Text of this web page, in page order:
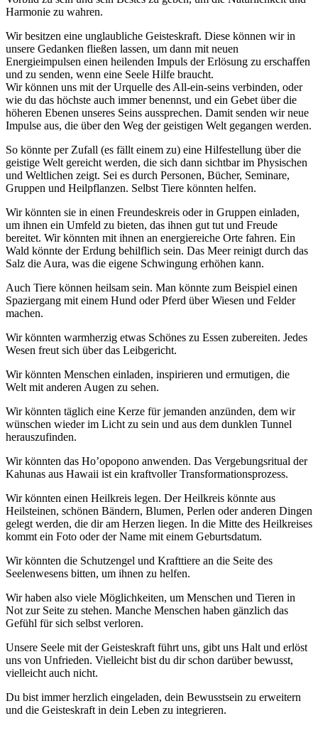
Harmonie zu wahren.
Wir besitzen eine unglaubliche Geisteskraft. Diese können wir in
unsere Gedanken fließen lassen, um dann mit neuen
Energieimpulsen einen heilenden Impuls der Erlösung zu erschaffen
und zu senden, wenn eine Seele Hilfe braucht.
Wir können uns mit der Urquelle des All-ein-seins verbinden, oder
wie du das höchste auch immer benennst, und ein Gebet über die
höheren Ebenen unseres Seins aussprechen. Damit senden wir neue
Impulse aus, die über den Weg der geistigen Welt gegangen werden.
So könnte per Zufall (es fällt einem zu) eine Hilfestellung über die
geistige Welt gereicht werden, die sich dann sichtbar im Physischen
und Weltlichen zeigt. Sei es durch Personen, Bücher, Seminare,
Gruppen und Heilpflanzen. Selbst Tiere könnten helfen.
Wir könnten sie in einen Freundeskreis oder in Gruppen einladen,
um ihnen ein Umfeld zu bieten, das ihnen gut tut und Freude
bereitet. Wir könnten mit ihnen an energiereiche Orte fahren. Ein
Wald könnte der Erdung behilflich sein. Das Meer reinigt durch das
Salz die Aura, was die eigene Schwingung erhöhen kann.
Auch Tiere können heilsam sein. Man könnte zum Beispiel einen
Spaziergang mit einem Hund oder Pferd über Wiesen und Felder
machen.
Wir könnten warmherzig etwas Schönes zu Essen zubereiten. Jedes
Wesen freut sich über das Leibgericht.
Wir könnten Menschen einladen, inspirieren und ermutigen, die
Welt mit anderen Augen zu sehen.
Wir könnten täglich eine Kerze für jemanden anzünden, dem wir
wünschen wieder im Licht zu sein und aus dem dunklen Tunnel
herauszufinden.
Wir könnten das Ho’opopono anwenden. Das Vergebungsritual der
Kahunas aus Hawaii ist ein kraftvoller Transformationsprozess.
Wir könnten einen Heilkreis legen. Der Heilkreis könnte aus
Heilsteinen, schönen Bändern, Blumen, Perlen oder anderen Dingen
gelegt werden, die dir am Herzen liegen. In die Mitte des Heilkreises
kommt ein Foto oder der Name mit einem Geburtsdatum.
Wir könnten die Schutzengel und Krafttiere an die Seite des
Seelenwesens bitten, um ihnen zu helfen.
Wir haben also viele Möglichkeiten, um Menschen und Tieren in
Not zur Seite zu stehen. Manche Menschen haben gänzlich das
Gefühl für sich selbst verloren.
Unsere Seele mit der Geisteskraft führt uns, gibt uns Halt und erlöst
uns von Unfrieden. Vielleicht bist du dir schon darüber bewusst,
vielleicht auch nicht.
Du bist immer herzlich eingeladen, dein Bewusstsein zu erweitern
und die Geisteskraft in dein Leben zu integrieren.